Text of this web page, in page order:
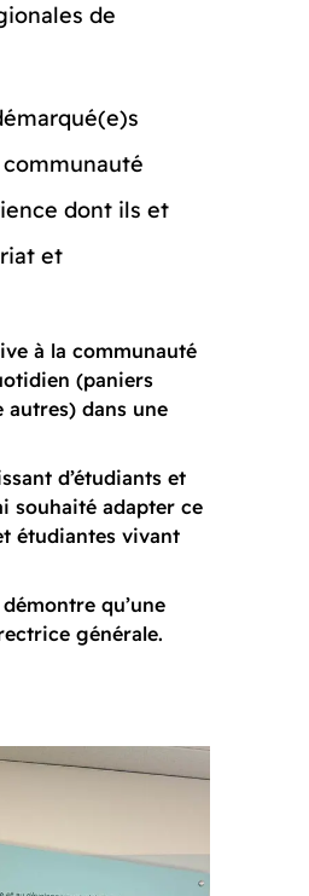
de
dont ils et
et
à la communauté
(paniers
autres) dans une
d’étudiants et
souhaité adapter ce
étudiantes vivant
démontre qu’une
générale.